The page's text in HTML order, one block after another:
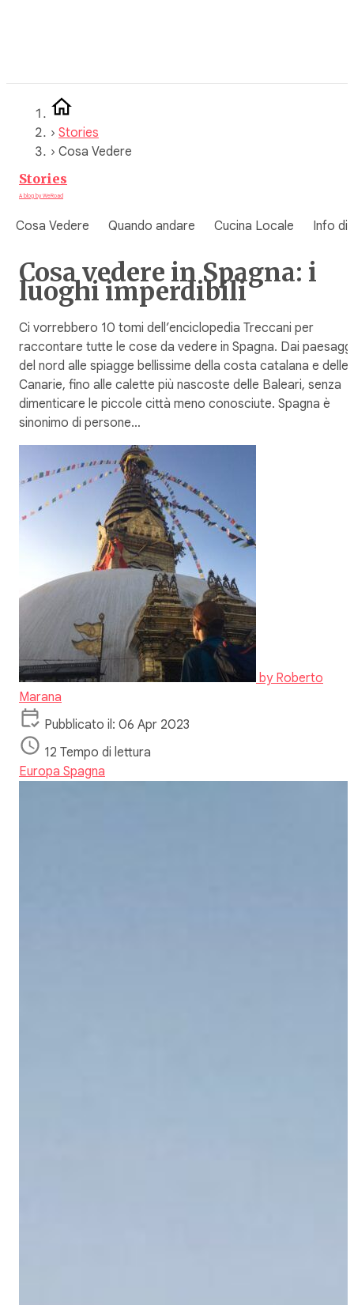
› Stories
› Cosa Vedere
Stories
A blog by WeRoad
Cosa Vedere Quando andare Cucina Locale Info di
Cosa vedere in Spagna: i
luoghi imperdibili
Ci vorrebbero 10 tomi dell’enciclopedia Treccani per
raccontare tutte le cose da vedere in Spagna. Dai paesaggi
del nord alle spiagge bellissime della costa catalana e delle
Canarie, fino alle calette più nascoste delle Baleari, senza
dimenticare le piccole città meno conosciute. Spagna è
sinonimo di persone…
by Roberto
Marana
Pubblicato il: 06 Apr 2023
12 Tempo di lettura
Europa Spagna